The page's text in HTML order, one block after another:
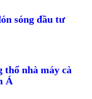
sóng đầu tư
thổ nhà máy cà
Á